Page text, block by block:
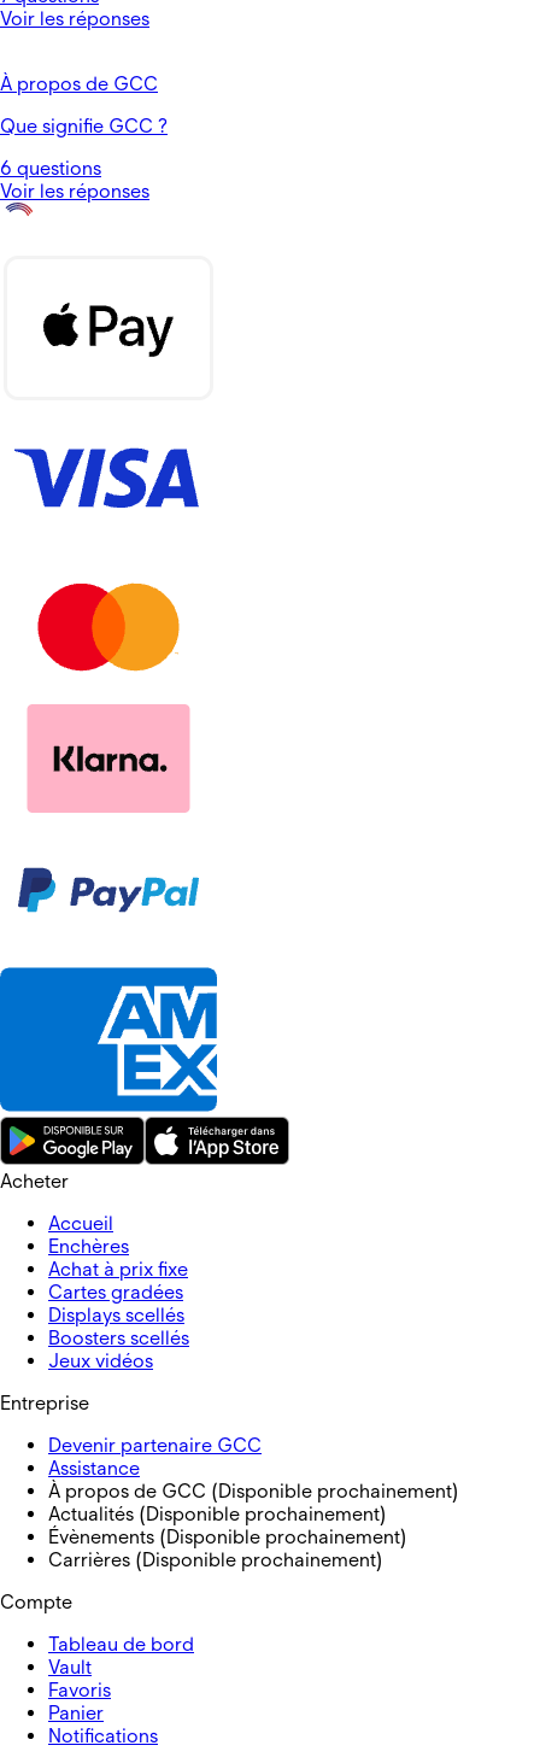
Voir les réponses
À propos de GCC
Que signifie GCC ?
6 questions
Voir les réponses
Acheter
Accueil
Enchères
Achat à prix fixe
Cartes gradées
Displays scellés
Boosters scellés
Jeux vidéos
Entreprise
Devenir partenaire GCC
Assistance
À propos de GCC (Disponible prochainement)
Actualités (Disponible prochainement)
Évènements (Disponible prochainement)
Carrières (Disponible prochainement)
Compte
Tableau de bord
Vault
Favoris
Panier
Notifications